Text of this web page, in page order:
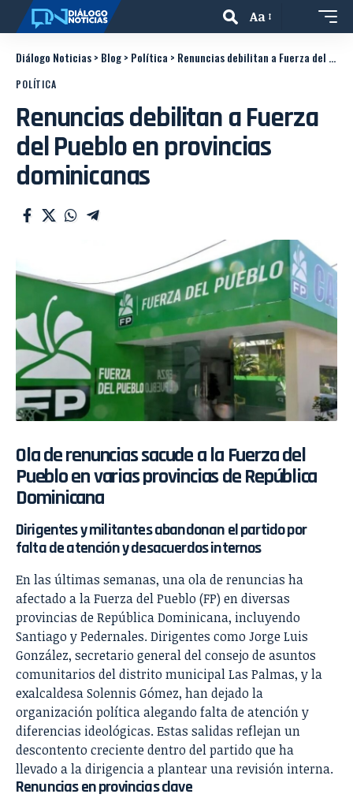
Aa
Diálogo Noticias> Blog> Política > Renuncias debilitan a Fuerza del Pueblo en provincias dominicanas
POLÍTICA
Renuncias debilitan a Fuerza
del Pueblo en provincias
dominicanas
Ola de renuncias sacude a la Fuerza del
Pueblo en varias provincias de República
Dominicana
Dirigentes y militantes abandonan el partido por
falta de atención y desacuerdos internos
En las últimas semanas, una ola de renuncias ha
afectado a la Fuerza del Pueblo (FP) en diversas
provincias de República Dominicana, incluyendo
Santiago y Pedernales. Dirigentes como Jorge Luis
González, secretario general del consejo de asuntos
comunitarios del distrito municipal Las Palmas, y la
exalcaldesa Solennis Gómez, han dejado la
organización política alegando falta de atención y
diferencias ideológicas. Estas salidas reflejan un
descontento creciente dentro del partido que ha
llevado a la dirigencia a plantear una revisión interna.
Renuncias en provincias clave